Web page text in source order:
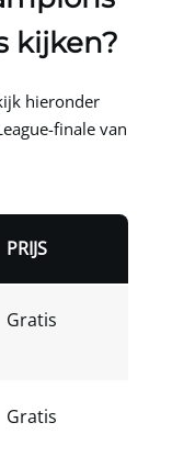
kijken?
hieronder
finale van
PRIJS
Gratis
Gratis